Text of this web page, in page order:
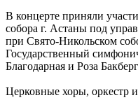
В концерте приняли
собора г. Астаны под
при Свято-Никольском
Государственный
Благодарная и Роза
Церковные хоры, оркестр